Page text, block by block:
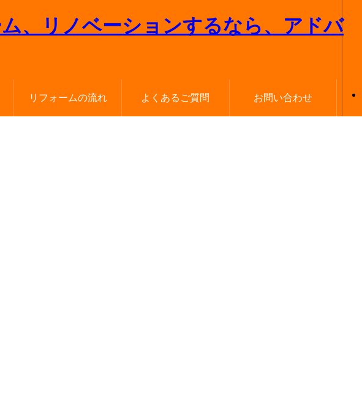
リフォームの流れ よくあるご質問 お問い合わせ